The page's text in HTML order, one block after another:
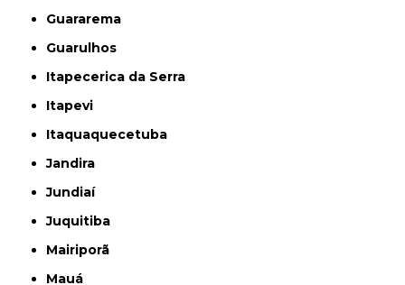
Guararema
Guarulhos
Itapecerica da Serra
Itapevi
Itaquaquecetuba
Jandira
Jundiaí
Juquitiba
Mairiporã
Mauá